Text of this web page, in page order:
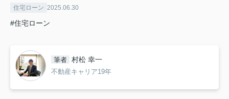
住宅ローン 2025.06.30
#住宅ローン
筆者 村松 幸一
不動産キャリア19年